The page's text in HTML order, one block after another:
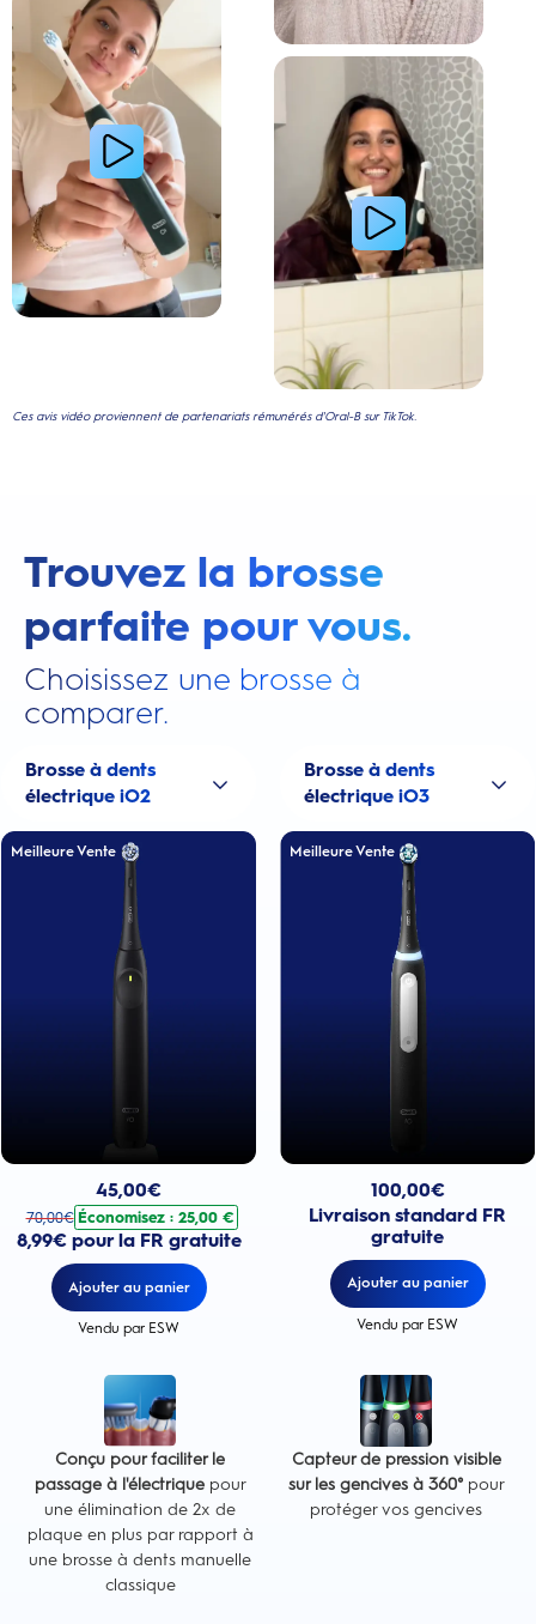
Lire la vidéo : Le secret d’une jeune femme
Ces avis vidéo proviennent de partenariats rémunérés d'Oral-B sur TikTok.
Trouvez la brosse
parfaite pour vous.
Choisissez une brosse à
comparer.
Brosse à dents
électrique iO2
Meilleure Vente
45,00€
70,00€ Économisez : 25,00 €
8,99€ pour la FR gratuite
Ajouter au panier
Vendu par ESW
Brosse à dents
électrique iO3
Meilleure Vente
100,00€
Livraison standard FR
gratuite
Ajouter au panier
Vendu par ESW
Conçu pour faciliter le
passage à l'électriquepour
une élimination de 2x de
plaque en plus par rapport à
une brosse à dents manuelle
classique
Capteur de pression visible
sur les gencives à 360°pour
protéger vos gencives